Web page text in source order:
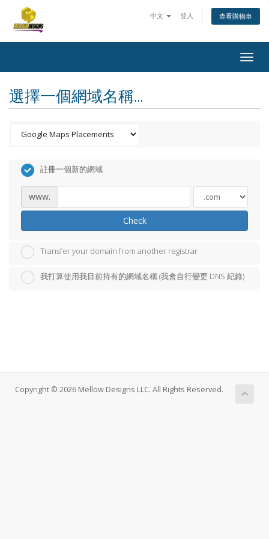
中文 登入 查看購物車
選擇一個網域名稱...
註冊一個新的網域
www.
Check
Transfer your domain from another registrar
我打算使用我目前持有的網域名稱 (我會自行變更 DNS 紀錄)
Copyright © 2026 Mellow Designs LLC. All Rights Reserved.